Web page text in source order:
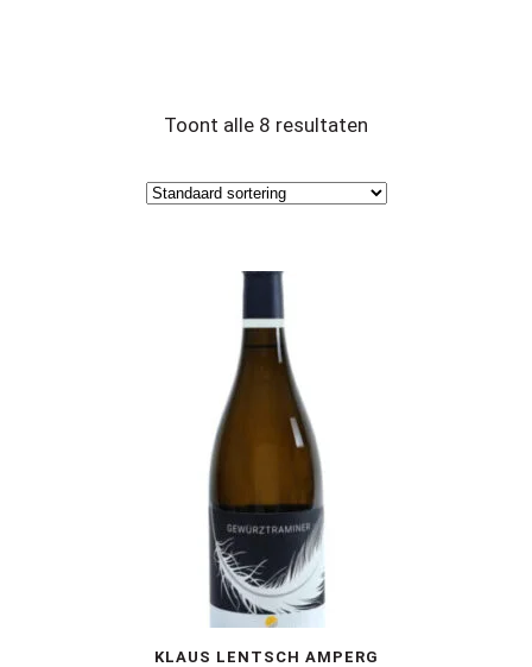
Toont alle 8 resultaten
KLAUS LENTSCH AMPERG